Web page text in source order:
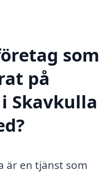
som
på
Skavkulla
är en tjänst som